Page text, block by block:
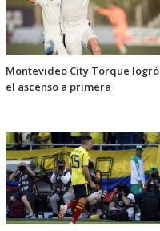
Montevideo City Torque logró
el ascenso a primera